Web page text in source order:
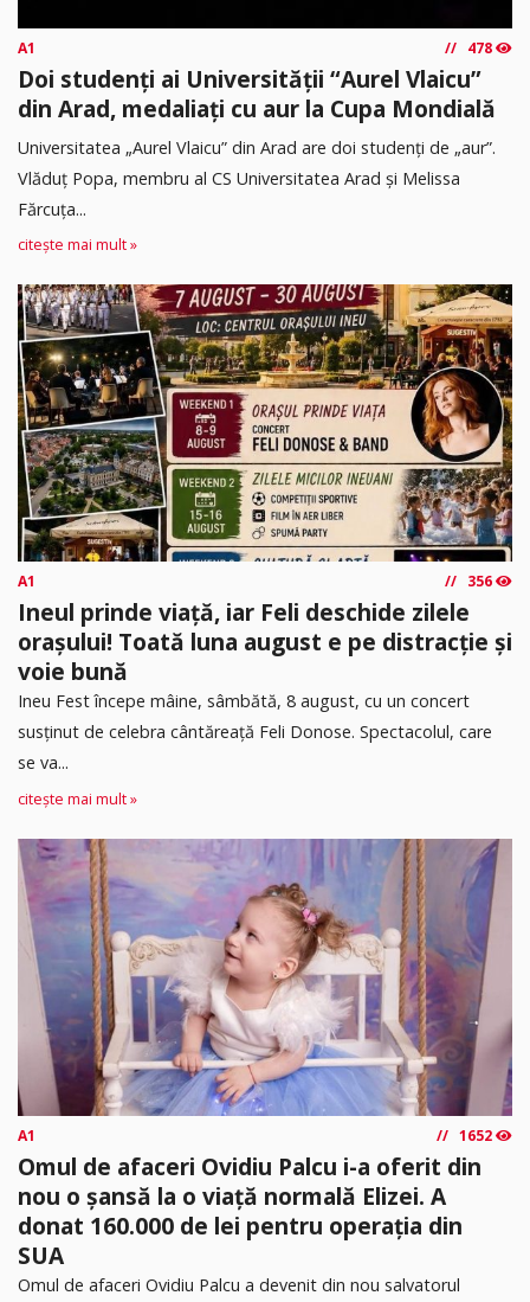
A1 478
Doi studenți ai Universității “Aurel Vlaicu”
din Arad, medaliați cu aur la Cupa Mondială
Universitatea „Aurel Vlaicu” din Arad are doi studenți de „aur”.
Vlăduț Popa, membru al CS Universitatea Arad și Melissa
Fărcuța...
citește mai mult »
A1 356
Ineul prinde viață, iar Feli deschide zilele
orașului! Toată luna august e pe distracție și
voie bună
Ineu Fest începe mâine, sâmbătă, 8 august, cu un concert
susținut de celebra cântăreață Feli Donose. Spectacolul, care
se va...
citește mai mult »
A1 1652
Omul de afaceri Ovidiu Palcu i-a oferit din
nou o șansă la o viață normală Elizei. A
donat 160.000 de lei pentru operația din
SUA
Omul de afaceri Ovidiu Palcu a devenit din nou salvatorul